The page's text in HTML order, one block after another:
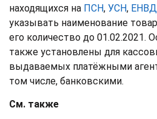
находящихся на ПСН, УСН, ЕНВД
указывать наименование
его количество до 01.02.2021.
также установлены для
выдаваемых платёжными
том числе, банковскими.
См. также